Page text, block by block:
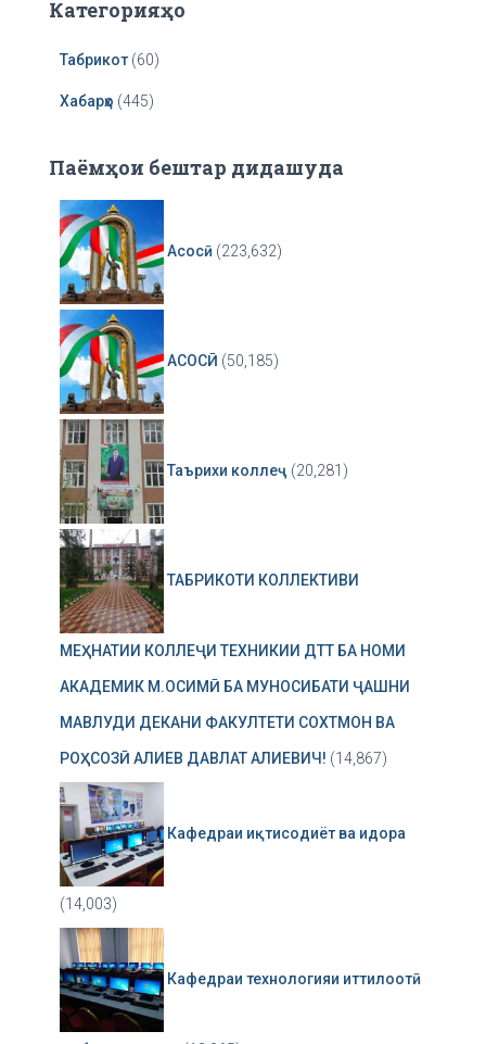
Категорияҳо
Табрикот (60)
Хабарҳо (445)
Паёмҳои бештар дидашуда
Асосӣ (223,632)
АСОСӢ (50,185)
Таърихи коллеҷ (20,281)
ТАБРИКОТИ КОЛЛЕКТИВИ
МЕҲНАТИИ КОЛЛЕҶИ ТЕХНИКИИ ДТТ БА НОМИ
АКАДЕМИК М.ОСИМӢ БА МУНОСИБАТИ ҶАШНИ
МАВЛУДИ ДЕКАНИ ФАКУЛТЕТИ СОХТМОН ВА
РОҲСОЗӢ АЛИЕВ ДАВЛАТ АЛИЕВИЧ! (14,867)
Кафедраи иқтисодиёт ва идора
(14,003)
Кафедраи технологияи иттилоотӣ